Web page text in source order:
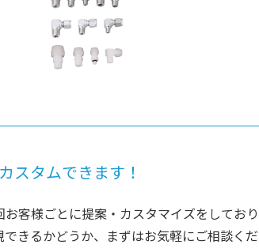
スタムできます！
客様ごとに提案・カスタマイズをしており
きるかどうか、まずはお気軽にご相談くだ